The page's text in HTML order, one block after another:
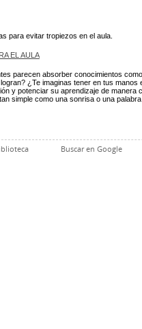
para evitar tropiezos en el aula.
EL AULA
parecen absorber conocimientos
¿Te imaginas tener en tus manos
y potenciar su aprendizaje de manera
simple como una sonrisa o una
Buscar en Google